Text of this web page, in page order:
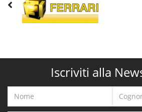
Iscriviti alla